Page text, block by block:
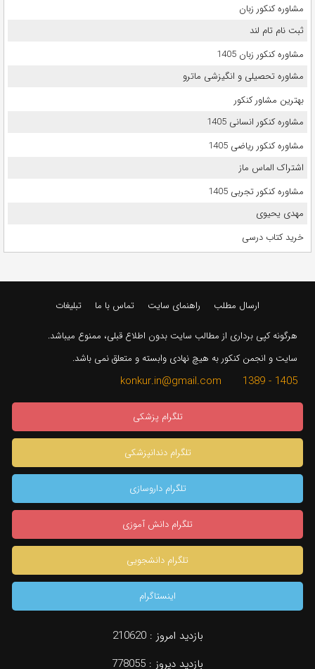
مشاوره کنکور زبان
ثبت نام تام لند
مشاوره کنکور زبان 1405
مشاوره تحصیلی و انگیزشی ماترو
بهترین مشاور کنکور
مشاوره کنکور انسانی 1405
مشاوره کنکور ریاضی 1405
اشتراک الماس ماز
مشاوره کنکور تجربی 1405
مهدی یحیوی
خرید کتاب درسی
ارسال مطلب راهنمای سایت تماس با ما تبلیغات
هرگونه کپی برداری از مطالب سایت بدون اطلاع قبلی، ممنوع میباشد.
سایت و انجمن کنکور به هیچ نهادی وابسته و متعلق نمی باشد.
1405 - 1389 konkur.in@gmail.com
تلگرام پزشکی
تلگرام دندانپزشکی
تلگرام داروسازی
تلگرام دانش آموزی
تلگرام دانشجویی
اینستاگرام
بازدید امروز :210620
بازدید دیروز : 778055